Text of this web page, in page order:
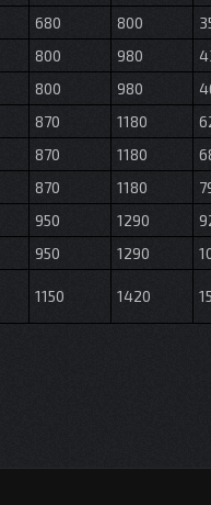
680 800
800 980
800 980
870 1180
870 1180
870 1180
950 1290
950 1290
1150 1420